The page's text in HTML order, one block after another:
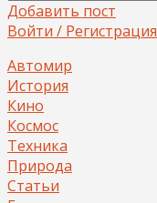
Добавить пост
Войти / Регистрация
Автомир
История
Кино
Космос
Техника
Природа
Статьи